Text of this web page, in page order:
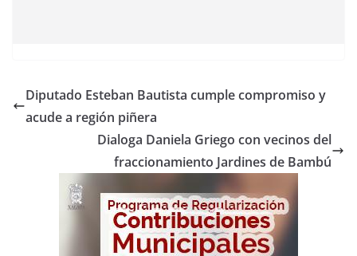
Diputado Esteban Bautista cumple compromiso y
acude a región piñera
Dialoga Daniela Griego con vecinos del
fraccionamiento Jardines de Bambú